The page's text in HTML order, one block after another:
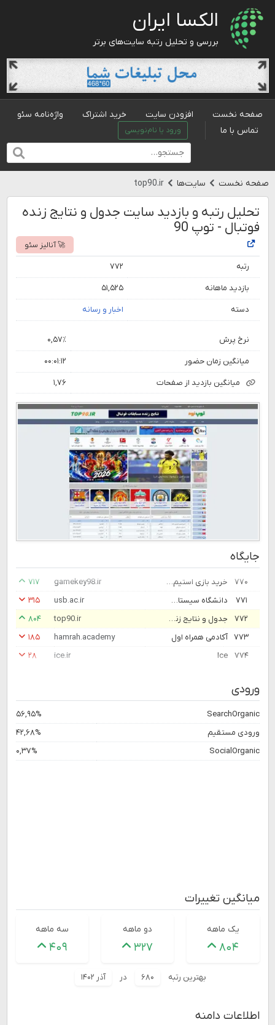
الکسا ایران
بررسی و تحلیل رتبه سایت‌های برتر
صفحه نخست افزودن سایت خرید اشتراک
واژه‌نامه سئو
تماس با ما
ورود یا نام‌نویسی
صفحه نخست سایت‌ها top90.ir
تحلیل رتبه و بازدید سایت جدول و نتایج زنده
فوتبال - توپ 90
🚀 آنالیز سئو
رتبه ۷۷۲
بازدید ماهانه ۵۱,۵۲۵
دسته اخبار و رسانه
نرخ پرش ۰,۵۷٪
میانگین زمان حضور ۰۰:۰۱:۱۲
میانگین بازدید از صفحات ۱,۷۶
جایگاه
۷۷۰ خرید بازی استیم | قانونی / فعالسازی آنی / تمامی ریجن ها | ارزان 🚀 gamekey98.ir
۷۱۷
۷۷۱
دانشگاه سیستان و بلوچستان - قطب علمی جنوب شرق ایران usb.ac.ir
۳۱۵
۷۷۲
جدول و نتایج زنده فوتبال - توپ 90 top90.ir
۸۰۴
۷۷۳
آکادمی همراه اول hamrah.academy
۱۸۵
۷۷۴
Ice
ice.ir ۲۸
ورودی
SearchOrganic
۵۶,۹۵%
ورودی مستقیم
۴۲,۶۸%
SocialOrganic
۰,۳۷%
میانگین تغییرات
یک ماهه
۸۰۴
دو ماهه
۳۲۷
سه ماهه
۴۰۹
بهترین رتبه ۶۸۰ در آذر ۱۴۰۲
اطلاعات دامنه